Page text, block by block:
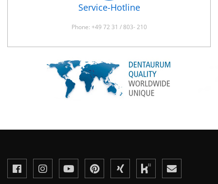
Service-Hotline
Phone: +49 72 31 / 803- 210